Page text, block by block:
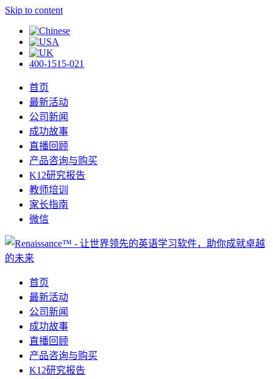
Skip to content
400-1515-021
首页
最新活动
公司新闻
成功故事
直播回顾
产品咨询与购买
K12研究报告
教师培训
家长指南
微信
首页
最新活动
公司新闻
成功故事
直播回顾
产品咨询与购买
K12研究报告